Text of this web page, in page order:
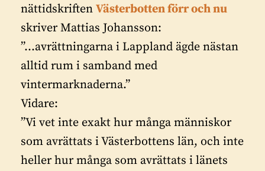
nättidskriften Västerbotten förr och nu
skriver Mattias Johansson:
”…avrättningarna i Lappland ägde nästan
alltid rum i samband med
vintermarknaderna.”
Vidare:
”Vi vet inte exakt hur många människor
som avrättats i Västerbottens län, och inte
heller hur många som avrättats i länets